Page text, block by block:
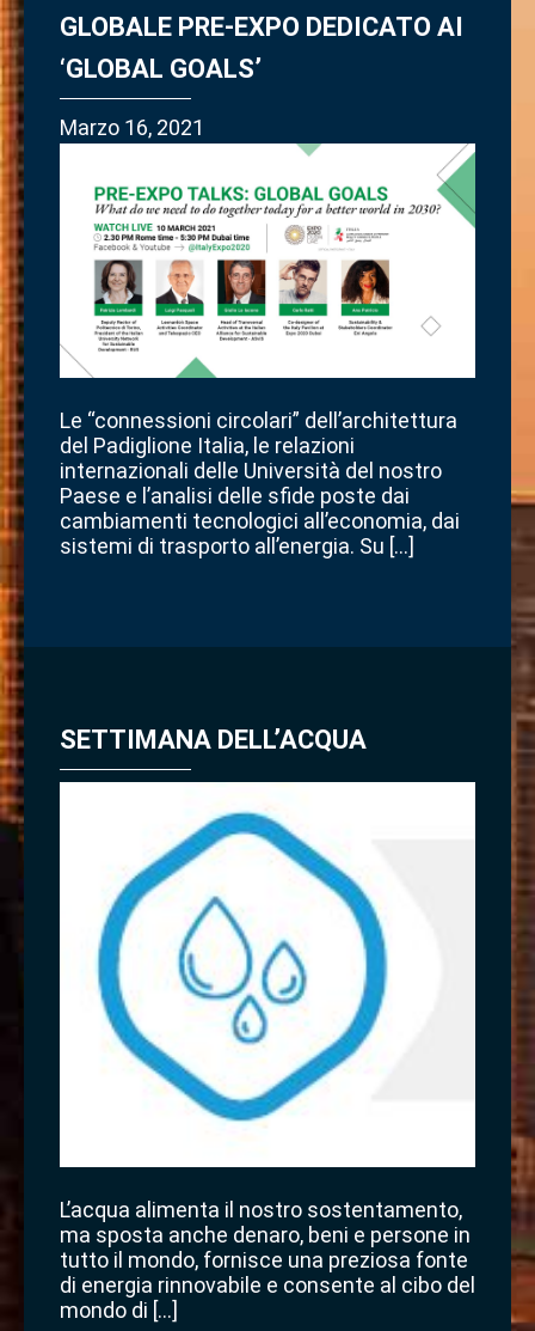
GLOBALE PRE-EXPO DEDICATO AI
‘GLOBAL GOALS’
Marzo 16, 2021
Le “connessioni circolari” dell’architettura
del Padiglione Italia, le relazioni
internazionali delle Università del nostro
Paese e l’analisi delle sfide poste dai
cambiamenti tecnologici all’economia, dai
sistemi di trasporto all’energia. Su […]
SETTIMANA DELL’ACQUA
L’acqua alimenta il nostro sostentamento,
ma sposta anche denaro, beni e persone in
tutto il mondo, fornisce una preziosa fonte
di energia rinnovabile e consente al cibo del
mondo di […]